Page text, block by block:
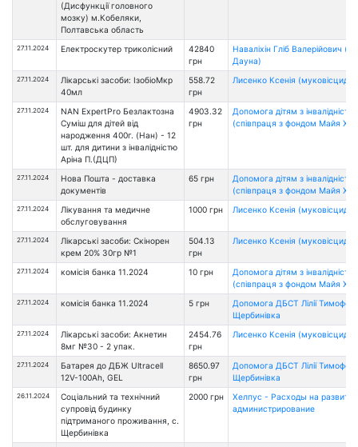
(Дисфункції головного
мозку) м.Кобеляки,
Полтавська область
27.11.2024 Електроскутер триколісний
42840
грн
Наваліхін Гліб Валерійович
Дауна)
27.11.2024
Лікарські засоби: ІзобіоМкр
40мл
558.72
грн
Лисенко Ксенія
27.11.2024
NAN ExpertPro Безлактозна
Cуміш для дітей від
народження 400г. (Нан) - 12
шт. для дитини з інвалідністю
Аріна П.(ДЦП)
4903.32
грн
Допомога дітям з інвалідністю
(співпраця з фондом Майя
27.11.2024
Нова Пошта - доставка
документів
65 грн
Допомога дітям з інвалідністю
(співпраця з фондом Майя
27.11.2024
Лікування та медичне
обслуговування
1000 грн Лисенко Ксенія
27.11.2024
Лікарські засоби: Скінорен
крем 20% 30гр №1
504.13
грн
Лисенко Ксенія
27.11.2024 комісія банка 11.2024 10 грн
Допомога дітям з інвалідністю
(співпраця з фондом Майя
27.11.2024 комісія банка 11.2024 5 грн
Допомога ДБСТ Лілії
Щербинівка
27.11.2024
Лікарські засоби: Акнетин
8мг №30 - 2 упак.
2454.76
грн
Лисенко Ксенія
27.11.2024
Батарея до ДБЖ Ultracell
12V-100Ah, GEL
8650.97
грн
Допомога ДБСТ Лілії
Щербинівка
26.11.2024
Соціальний та технічний
супровід будинку
підтриманого проживання, с.
Щербинівка
2000 грн
Хелпус - Расходы на
администрирование